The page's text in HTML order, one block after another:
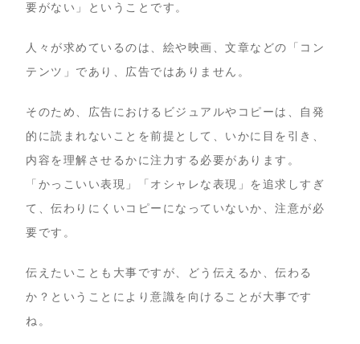
要がない」ということです。
人々が求めているのは、絵や映画、文章などの「コン
テンツ」であり、広告ではありません。
そのため、広告におけるビジュアルやコピーは、自発
的に読まれないことを前提として、いかに目を引き、
内容を理解させるかに注力する必要があります。
「かっこいい表現」「オシャレな表現」を追求しすぎ
て、伝わりにくいコピーになっていないか、注意が必
要です。
伝えたいことも大事ですが、どう伝えるか、伝わる
か？ということにより意識を向けることが大事です
ね。